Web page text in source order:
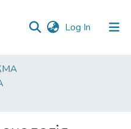
Log In (current)